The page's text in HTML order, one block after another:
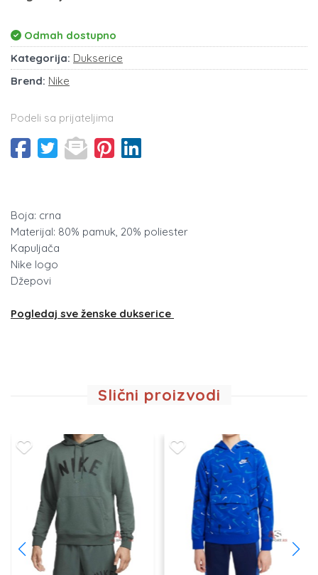
Odmah dostupno
Kategorija: Dukserice
Brend: Nike
Podeli sa prijateljima
Boja: crna
Materijal: 80% pamuk, 20% poliester
Kapuljača
Nike logo
Džepovi
Pogledaj sve ženske dukserice
Slični proizvodi